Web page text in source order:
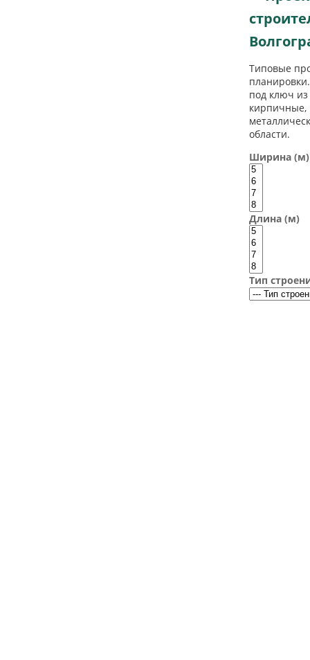
Типовые
под ключ
кирпичные,
области.
Ширина (м)
Длина (м)
Тип